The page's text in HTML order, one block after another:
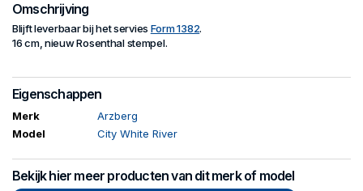
Omschrijving
Blijft leverbaar bij het servies Form 1382.
16 cm, nieuw Rosenthal stempel.
Eigenschappen
Merk
Arzberg
Model
City White River
Bekijk hier meer producten van dit merk of model